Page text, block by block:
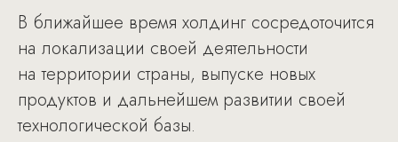
В ближайшее время холдинг сосредоточится
на локализации своей деятельности
на территории страны, выпуске новых
продуктов и дальнейшем развитии своей
технологической базы.